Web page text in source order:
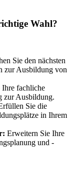
Wahl?
Sie den nächsten
zur Ausbildung von
Ihre fachliche
zur Ausbildung.
Sie die
in Ihrem
Erweitern Sie Ihre
und -